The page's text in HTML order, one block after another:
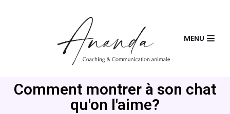
MENU
Comment montrer à son chat
qu'on l'aime?